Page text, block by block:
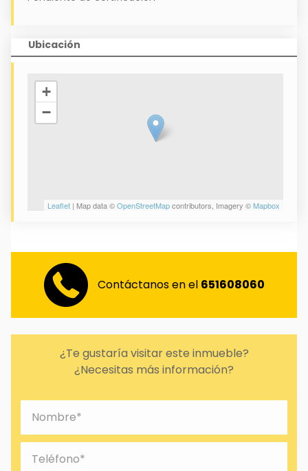
Ubicación
+
−
Leaflet | Map data ©OpenStreetMapcontributors, Imagery ©Mapbox
Contáctanos en el 651608060
¿Te gustaría visitar este inmueble?
¿Necesitas más información?